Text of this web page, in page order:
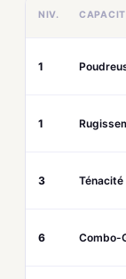
NIV.
1
1
3 Ténacité
6 Combo-